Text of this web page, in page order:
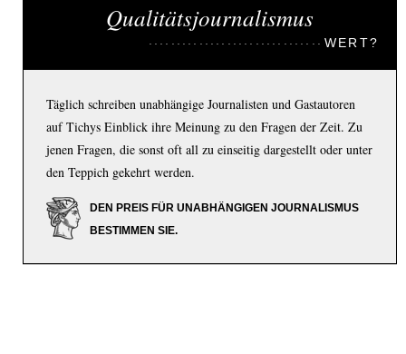
Qualitätsjournalismus
WERT?
Täglich schreiben unabhängige Journalisten und Gastautoren
auf Tichys Einblick ihre Meinung zu den Fragen der Zeit. Zu
jenen Fragen, die sonst oft all zu einseitig dargestellt oder unter
den Teppich gekehrt werden.
DEN PREIS FÜR UNABHÄNGIGEN JOURNALISMUS
BESTIMMEN SIE.